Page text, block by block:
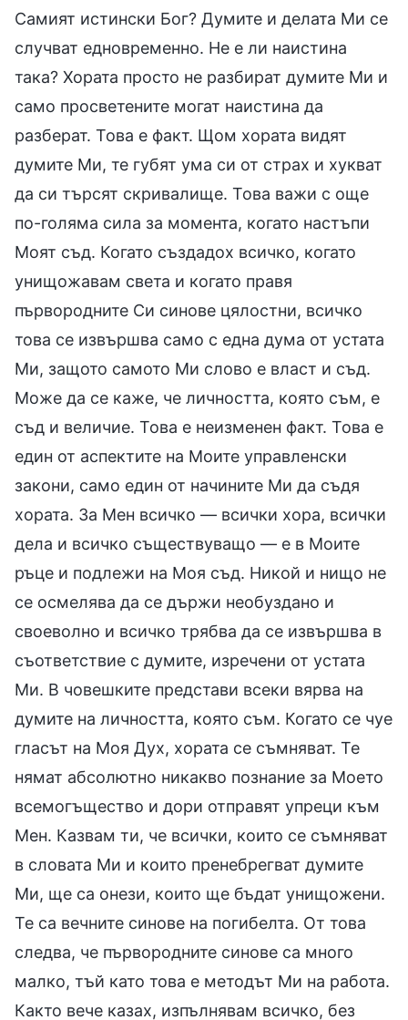
Самият истински Бог? Думите и делата Ми се
случват едновременно. Не е ли наистина
така? Хората просто не разбират думите Ми и
само просветените могат наистина да
разберат. Това е факт. Щом хората видят
думите Ми, те губят ума си от страх и хукват
да си търсят скривалище. Това важи с още
по-голяма сила за момента, когато настъпи
Моят съд. Когато създадох всичко, когато
унищожавам света и когато правя
първородните Си синове цялостни, всичко
това се извършва само с една дума от устата
Ми, защото самото Ми слово е власт и съд.
Може да се каже, че личността, която съм, е
съд и величие. Това е неизменен факт. Това е
един от аспектите на Моите управленски
закони, само един от начините Ми да съдя
хората. За Мен всичко — всички хора, всички
дела и всичко съществуващо — е в Моите
ръце и подлежи на Моя съд. Никой и нищо не
се осмелява да се държи необуздано и
своеволно и всичко трябва да се извършва в
съответствие с думите, изречени от устата
Ми. В човешките представи всеки вярва на
думите на личността, която съм. Когато се чуе
гласът на Моя Дух, хората се съмняват. Те
нямат абсолютно никакво познание за Моето
всемогъщество и дори отправят упреци към
Мен. Казвам ти, че всички, които се съмняват
в словата Ми и които пренебрегват думите
Ми, ще са онези, които ще бъдат унищожени.
Те са вечните синове на погибелта. От това
следва, че първородните синове са много
малко, тъй като това е методът Ми на работа.
Както вече казах, изпълнявам всичко, без